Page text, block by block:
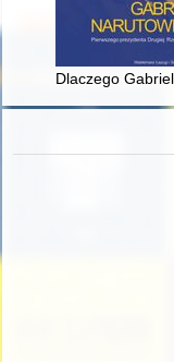
Dlaczego